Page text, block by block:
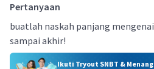
Pertanyaan
buatlah naskah panjang
sampai akhir!
Ikuti Tryout SNBT &